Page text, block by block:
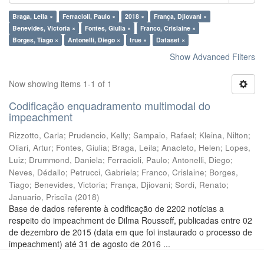
Braga, Leila × Ferracioli, Paulo × 2018 ×
França, Djiovani ×
Benevides, Victoria ×
Fontes, Giulia ×
Franco, Crislaine ×
Borges, Tiago ×
Antonelli, Diego × true × Dataset ×
Show Advanced Filters
Now showing items 1-1 of 1
Codificação enquadramento multimodal do
impeachment
Rizzotto, Carla; Prudencio, Kelly; Sampaio, Rafael; Kleina, Nilton;
Oliari, Artur; Fontes, Giulia; Braga, Leila; Anacleto, Helen; Lopes,
Luiz; Drummond, Daniela; Ferracioli, Paulo; Antonelli, Diego;
Neves, Dédallo; Petrucci, Gabriela; Franco, Crislaine; Borges,
Tiago; Benevides, Victoria; França, Djiovani; Sordi, Renato;
Januario, Priscila (2018)
Base de dados referente à codificação de 2202 notícias a
respeito do impeachment de Dilma Rousseff, publicadas entre 02
de dezembro de 2015 (data em que foi instaurado o processo de
impeachment) até 31 de agosto de 2016 ...